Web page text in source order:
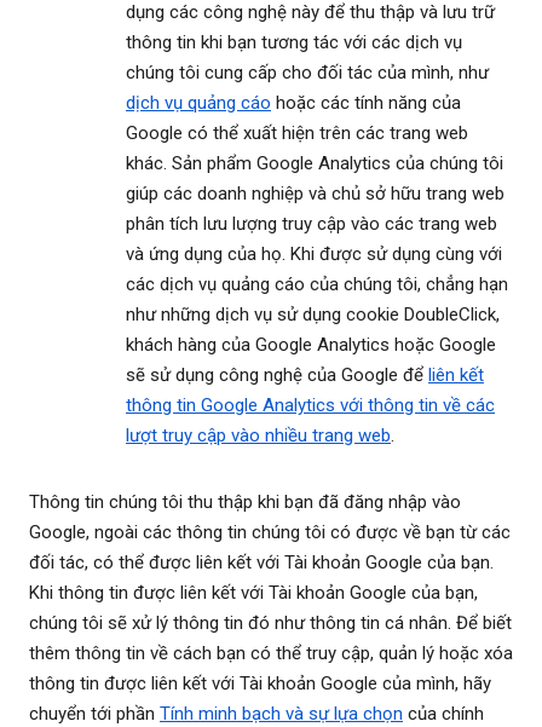
dụng các công nghệ này để thu thập và lưu trữ
thông tin khi bạn tương tác với các dịch vụ
chúng tôi cung cấp cho đối tác của mình, như
dịch vụ quảng cáo hoặc các tính năng của
Google có thể xuất hiện trên các trang web
khác. Sản phẩm Google Analytics của chúng tôi
giúp các doanh nghiệp và chủ sở hữu trang web
phân tích lưu lượng truy cập vào các trang web
và ứng dụng của họ. Khi được sử dụng cùng với
các dịch vụ quảng cáo của chúng tôi, chẳng hạn
như những dịch vụ sử dụng cookie DoubleClick,
khách hàng của Google Analytics hoặc Google
sẽ sử dụng công nghệ của Google để liên kết
thông tin Google Analytics với thông tin về các
lượt truy cập vào nhiều trang web.
Thông tin chúng tôi thu thập khi bạn đã đăng nhập vào
Google, ngoài các thông tin chúng tôi có được về bạn từ các
đối tác, có thể được liên kết với Tài khoản Google của bạn.
Khi thông tin được liên kết với Tài khoản Google của bạn,
chúng tôi sẽ xử lý thông tin đó như thông tin cá nhân. Để biết
thêm thông tin về cách bạn có thể truy cập, quản lý hoặc xóa
thông tin được liên kết với Tài khoản Google của mình, hãy
chuyển tới phần Tính minh bạch và sự lựa chọn của chính